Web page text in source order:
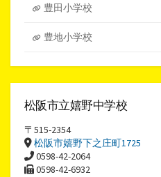
豊田小学校
豊地小学校
松阪市立嬉野中学校
〒515-2354
松阪市嬉野下之庄町1725
0598-42-2064
0598-42-6932